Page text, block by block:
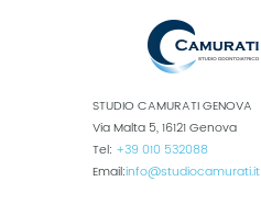
STUDIO CAMURATI GENOVA
Via Malta 5, 16121 Genova
Tel: +39 010 532088
Email:info@studiocamurati.it